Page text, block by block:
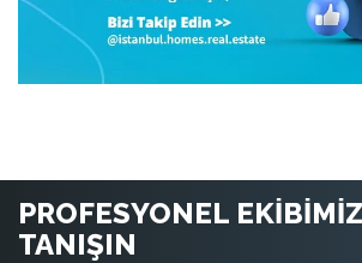
PROFESYONEL
TANIŞIN